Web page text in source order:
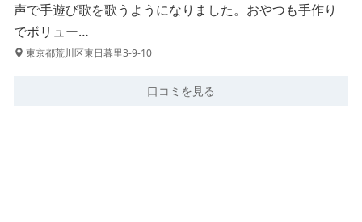
声で手遊び歌を歌うようになりました。おやつも手作り
でボリュー…
東京都荒川区東日暮里3-9-10
口コミを見る